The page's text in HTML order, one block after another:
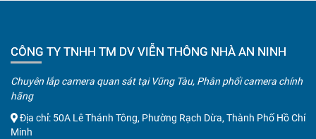
CÔNG TY TNHH TM DV VIỄN THÔNG NHÀ AN NINH
Chuyên lắp camera quan sát tại Vũng Tàu, Phân phối camera chính
hãng
Địa chỉ: 50A Lê Thánh Tông, Phường Rạch Dừa, Thành Phố Hồ Chí
Minh